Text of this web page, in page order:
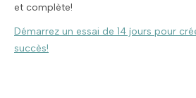
et complète!
Démarrez un essai de 14 jours pour
succès!